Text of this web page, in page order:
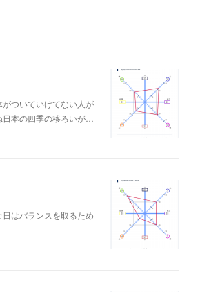
ついていけてない人が
本の四季の移ろいが…
はバランスを取るため